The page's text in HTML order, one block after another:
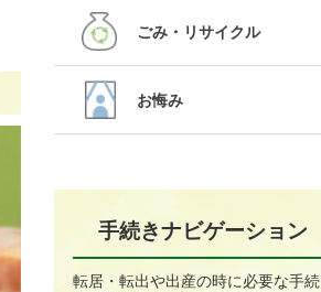
ごみ・リサイクル
お悔み
手続きナビゲーション
転居・転出や出産の時に必要な手続